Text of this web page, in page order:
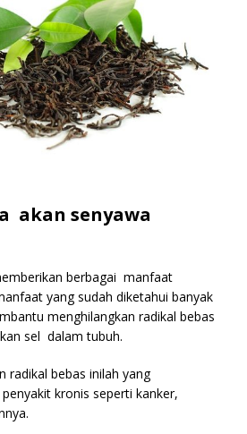
akan senyawa
berbagai manfaat
yang sudah diketahui banyak
menghilangkan radikal bebas
sel dalam tubuh.
radikal bebas inilah yang
kronis seperti kanker,